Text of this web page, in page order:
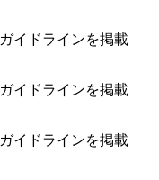
イドラインを掲載
イドラインを掲載
イドラインを掲載